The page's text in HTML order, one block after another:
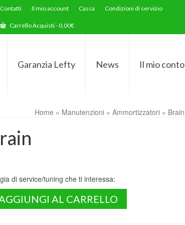
Contatti Il mio account Cassa Condizioni di servizio
Carrello Acquisti-0,00€
Garanzia Lefty News Il mio conto
Home » Manutenzioni » Ammortizzatori » Brain
di service/tuning che ti interessa:
AL CARRELLO